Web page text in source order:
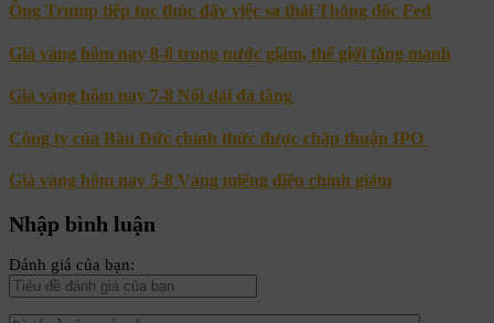
Ông Trump tiếp tục thúc đẩy việc sa thải Thống đốc Fed
Giá vàng hôm nay 8-8 trong nước giảm, thế giới tăng mạnh
Giá vàng hôm nay 7-8 Nối dài đà tăng
Công ty của Bầu Đức chính thức được chấp thuận IPO
Giá vàng hôm nay 5-8 Vàng miếng điều chỉnh giảm
Nhập bình luận
Đánh giá của bạn: